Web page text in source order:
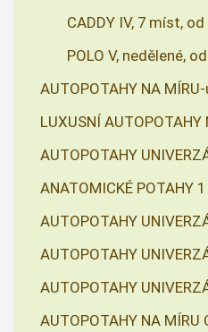
CADDY IV, 7 míst, od
POLO V, nedělené,
AUTOPOTAHY NA
LUXUSNÍ AUTOPOTAHY
AUTOPOTAHY
ANATOMICKÉ POTAHY
AUTOPOTAHY
AUTOPOTAHY
AUTOPOTAHY
AUTOPOTAHY NA MÍRU